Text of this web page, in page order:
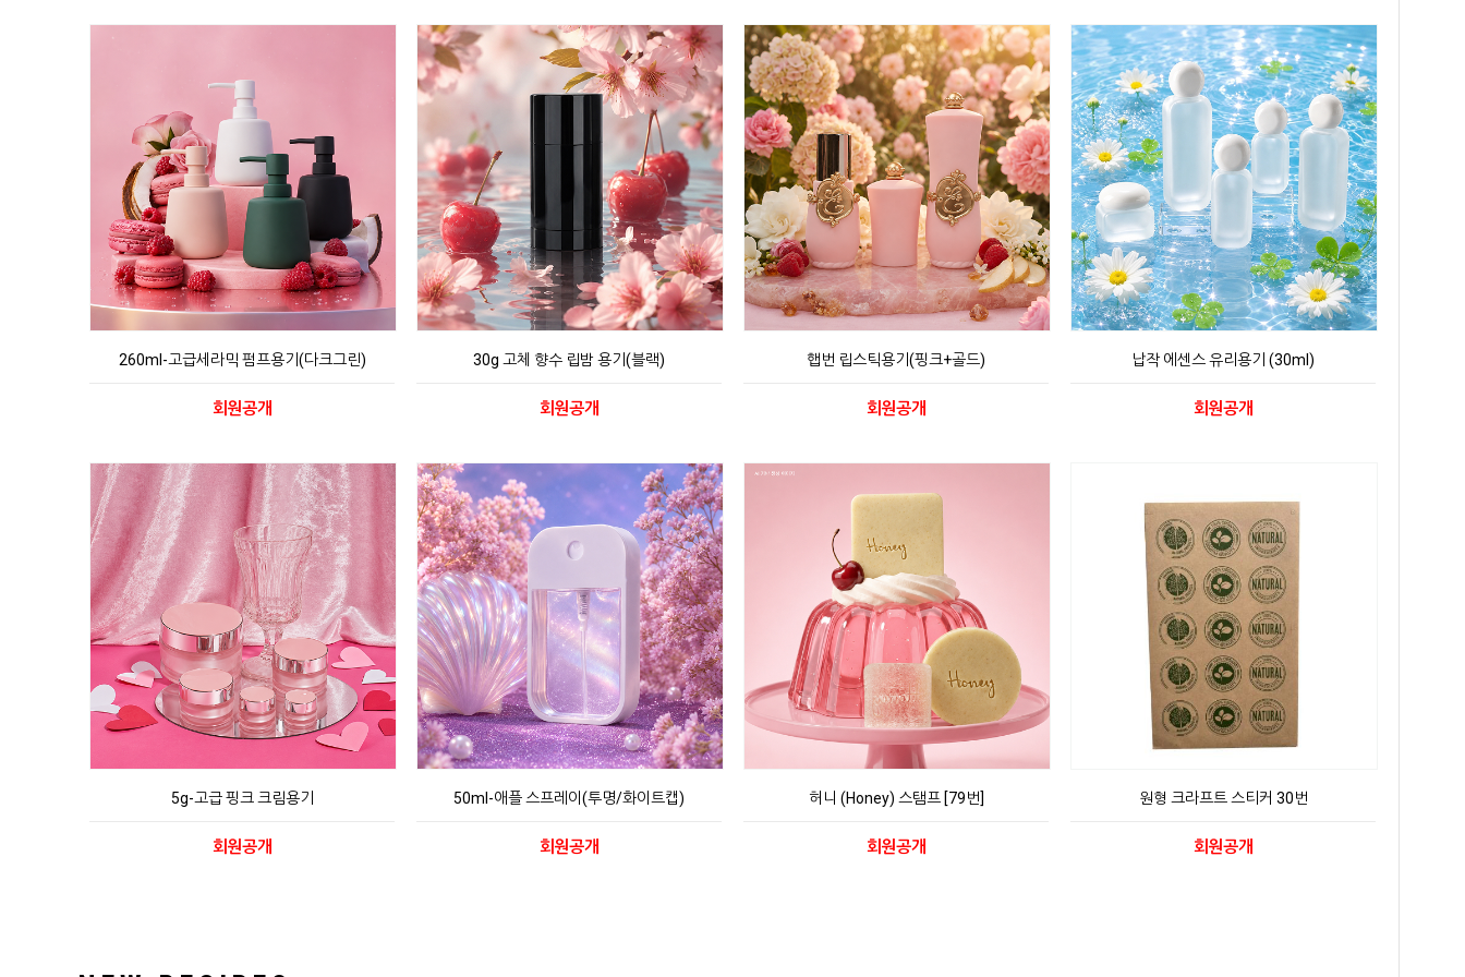
260ml-고급세라믹 펌프용기(다크그린)
회원공개
30g 고체 향수 립밤 용기(블랙)
회원공개
햅번 립스틱용기(핑크+골드)
회원공개
납작 에센스 유리용기 (30ml)
회원공개
5g-고급 핑크 크림용기
회원공개
50ml-애플 스프레이(투명/화이트캡)
회원공개
허니 (Honey) 스탬프 [79번]
회원공개
원형 크라프트 스티커 30번
회원공개